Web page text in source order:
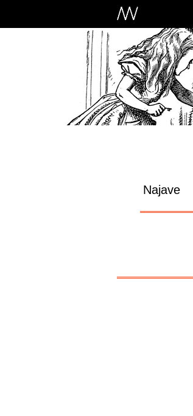
Najave